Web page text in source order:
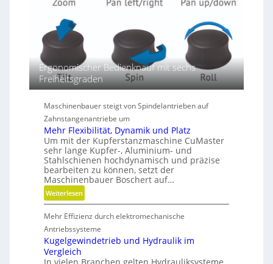
r
e
n
e
n
i
o
n
e
n
Ergonomischer Bedienknauf mit sechs
Freiheitsgraden
Maschinenbauer steigt von Spindelantrieben auf
Zahnstangenantriebe um
Mehr Flexibilität, Dynamik und Platz
Um mit der Kupferstanzmaschine CuMaster
sehr lange Kupfer-, Aluminium- und
Stahlschienen hochdynamisch und präzise
bearbeiten zu können, setzt der
Maschinenbauer Boschert auf…
Weiterlesen:
M
e
h
r
l
Mehr Effizienz durch elektromechanische
Antriebssysteme
Kugelgewindetrieb und Hydraulik im
Vergleich